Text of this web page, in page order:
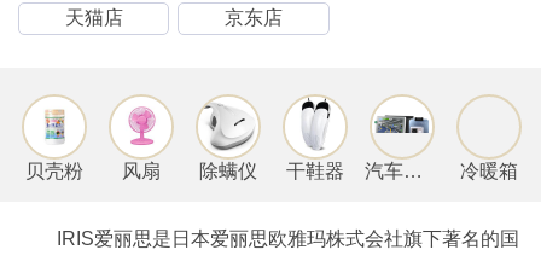
天猫店 京东店
贝壳粉 风扇 除螨仪 干鞋器 汽车用品 冷暖箱
IRIS爱丽思是日本爱丽思欧雅玛株式会社旗下著名的国